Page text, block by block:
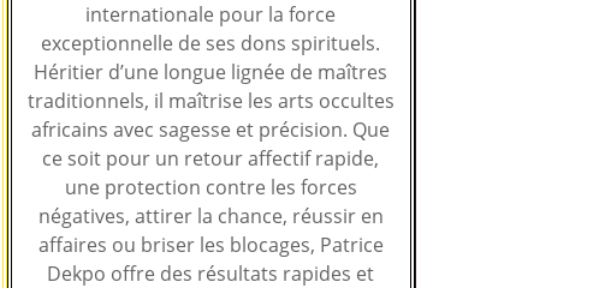
internationale pour la force
exceptionnelle de ses dons spirituels.
Héritier d’une longue lignée de maîtres
traditionnels, il maîtrise les arts occultes
africains avec sagesse et précision. Que
ce soit pour un retour affectif rapide,
une protection contre les forces
négatives, attirer la chance, réussir en
affaires ou briser les blocages, Patrice
Dekpo offre des résultats rapides et